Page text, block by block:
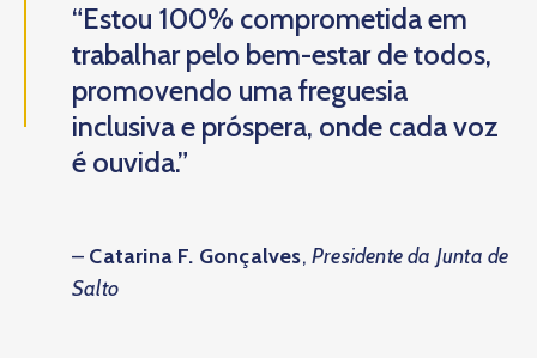
“Estou 100% comprometida em
trabalhar pelo bem-estar de todos,
promovendo uma freguesia
inclusiva e próspera, onde cada voz
é ouvida.”
– Catarina F. Gonçalves, Presidente da Junta de
Salto